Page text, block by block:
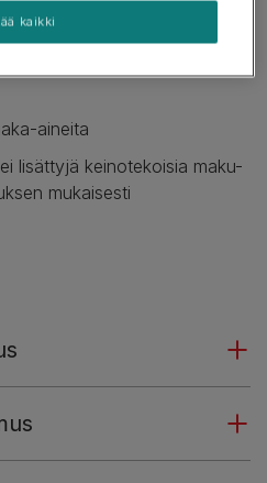
sisältää hienoksi leikattua
valikoituja raaka-
aineita
lisättyjä keinotekoisia maku-
mukaisesti
kaikki